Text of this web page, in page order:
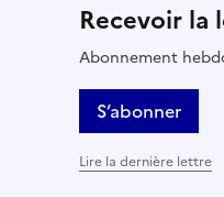
Recevoir la
Abonnement
S’abonner
Lire la dernière lettre